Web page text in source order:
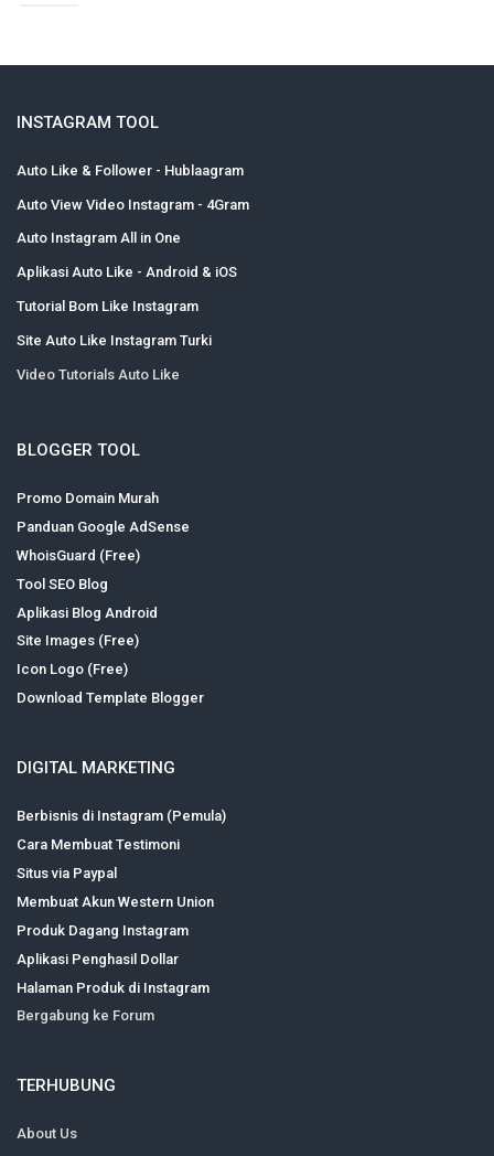
INSTAGRAM TOOL
Auto Like & Follower - Hublaagram
Auto View Video Instagram - 4Gram
Auto Instagram All in One
Aplikasi Auto Like - Android & iOS
Tutorial Bom Like Instagram
Site Auto Like Instagram Turki
Video Tutorials Auto Like
BLOGGER TOOL
Promo Domain Murah
Panduan Google AdSense
WhoisGuard (Free)
Tool SEO Blog
Aplikasi Blog Android
Site Images (Free)
Icon Logo (Free)
Download Template Blogger
DIGITAL MARKETING
Berbisnis di Instagram (Pemula)
Cara Membuat Testimoni
Situs via Paypal
Membuat Akun Western Union
Produk Dagang Instagram
Aplikasi Penghasil Dollar
Halaman Produk di Instagram
Bergabung ke Forum
TERHUBUNG
About Us